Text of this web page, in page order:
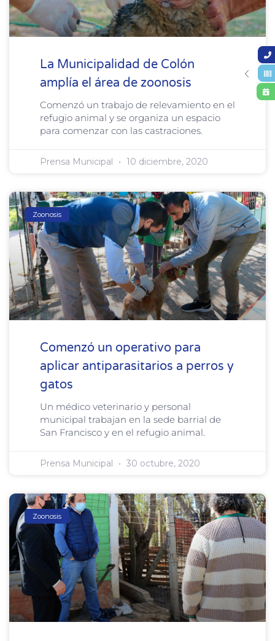
La Municipalidad de Colón
amplía el área de zoonosis
Comenzó un trabajo de relevamiento en el
refugio animal y se organiza un espacio
para comenzar con las castraciones.
Prensa Municipal 10 diciembre, 2020
Zoonosis
Comenzó un operativo para
aplicar antiparasitarios a perros y
gatos
Un médico veterinario y personal
municipal trabajan en la sede barrial de
San Francisco y en el refugio animal.
Prensa Municipal 30 octubre, 2020
Zoonosis